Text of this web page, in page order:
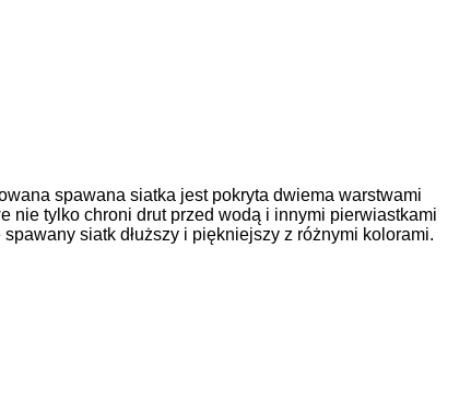
spawana siatka jest pokryta dwiema warstwami
nie tylko chroni drut przed wodą i innymi pierwiastkami
siatk dłuższy i piękniejszy z różnymi kolorami.